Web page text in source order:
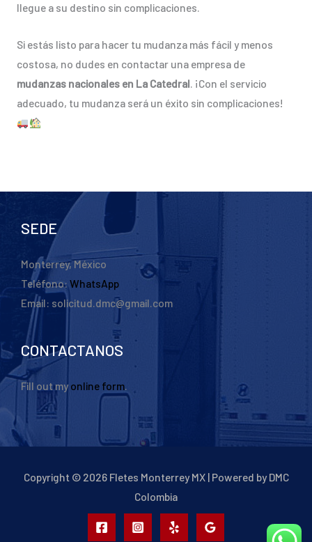
llegue a su destino sin complicaciones.
Si estás listo para hacer tu mudanza más fácil y menos
costosa, no dudes en contactar una empresa de
mudanzas nacionales en La Catedral. ¡Con el servicio
adecuado, tu mudanza será un éxito sin complicaciones!
SEDE
Monterrey, México
Teléfono: WhatsApp
Email: solicitud.dmc@gmail.com
CONTACTANOS
Fill out my online form.
Copyright © 2026 Fletes Monterrey MX | Powered by DMC
Colombia